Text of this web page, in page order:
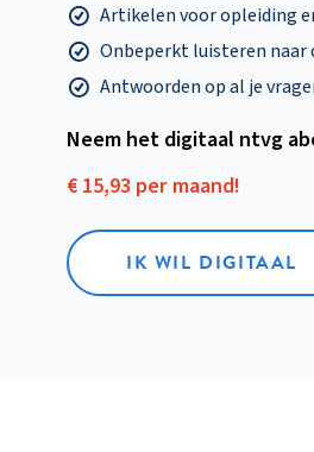
Artikelen voor opleiding
Onbeperkt luisteren naar
Antwoorden op al je
Neem het digitaal ntvg
€ 15,93 per maand!
IK WIL DIGITAAL